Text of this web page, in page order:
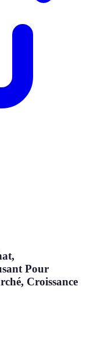
Pour
Croissance